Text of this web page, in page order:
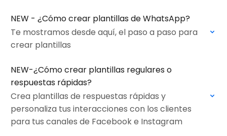
NEW - ¿Cómo crear plantillas de WhatsApp?
Te mostramos desde aquí, el paso a paso para
crear plantillas
NEW-¿Cómo crear plantillas regulares o
respuestas rápidas?
Crea plantillas de respuestas rápidas y
personaliza tus interacciones con los clientes
para tus canales de Facebook e Instagram